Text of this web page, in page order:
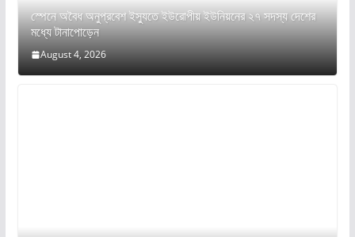
স্পেনে অবৈধ অনুপ্রবেশ ইস্যুতে ইউরোপীয় ইউনিয়নের ২৭ সদস্য দেশের
মধ্যে টানাপোড়েন
August 4, 2026